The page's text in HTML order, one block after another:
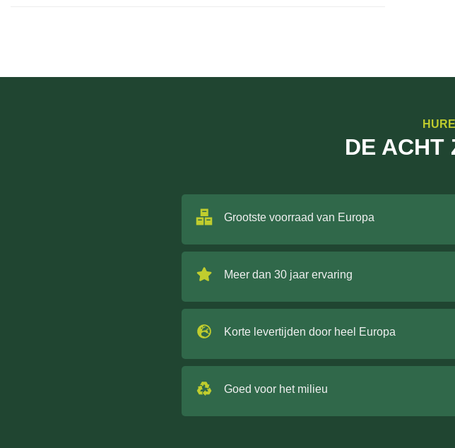
DE ACHT
Grootste voorraad van Europa
Meer dan 30 jaar ervaring
Korte levertijden door heel Europa
Goed voor het milieu